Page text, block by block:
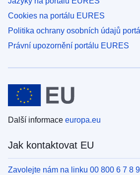
Cookies na portálu EURES
Politika ochrany osobních údajů
Právní upozornění portálu EURES
Další informace europa.eu
Jak kontaktovat EU
Zavolejte nám na linku 00 800 6 7 8